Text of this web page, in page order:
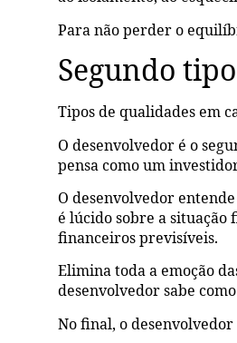
Para não perder o
Segundo
Tipos de qualidades em
O desenvolvedor é o
pensa como um
O desenvolvedor
é lúcido sobre a situação
financeiros previsíveis.
Elimina toda a emoção
desenvolvedor sabe
No final, o